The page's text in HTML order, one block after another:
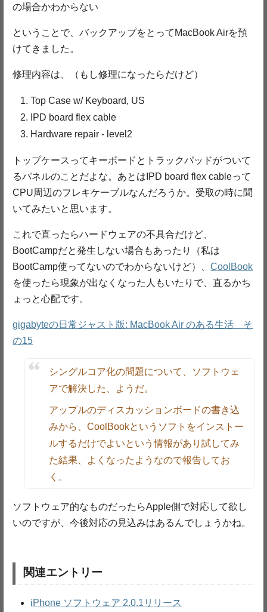
の場合かわからない
ということで、バックアップをとってMacBook Airを預
けてきました。
修理内容は、（もし修理になったらだけど）
Top Case w/ Keyboard, US
IPD board flex cable
Hardware repair - level2
トップケースってキーボードとトラックパッドがついて
るパネルのことだよな。あとはIPD board flex cableって
CPU周辺のフレキケーブルなんだろうか。受取の時に聞
いてみたいと思います。
これで直ったらハードウェアの不具合だけど、
BootCampだと発生しない場合もあったり（私は
BootCamp使ってないのでわからないけど）、CoolBook
を使ったら現象が出なくなった人もいたりで、直るかち
ょっと心配です。
gigabyteの日常ジャスト版: MacBook Air のある生活 そ
の15
シングルコア化の問題について、ソフトウェ
アで解決した、ようだ。
アップルのディスカッションボードの書き込
みから、CoolBookというソフトをインストー
ルするだけでよいという情報があり試してみ
た結果、よくなったようなので報告してお
く。
ソフトウェア的なものだったらApple側で対応して欲し
いのですが、今後対応の見込みはあるんでしょうかね。
関連エントリー
iPhone ソフトウェア 2.0.1リリース